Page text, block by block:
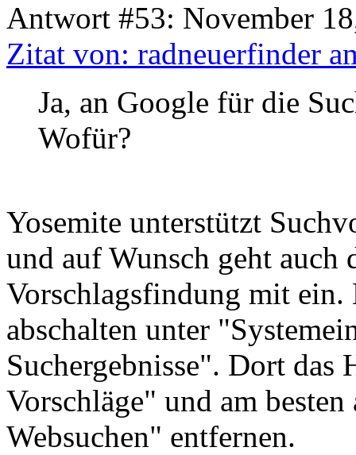
Antwort #53: November
Zitat von: radneuerfinder
Ja, an Google für die
Wofür?
Yosemite unterstützt
und auf Wunsch geht auch
Vorschlagsfindung mit ein.
abschalten unter
Suchergebnisse". Dort
Vorschläge" und am
Websuchen" entfernen.